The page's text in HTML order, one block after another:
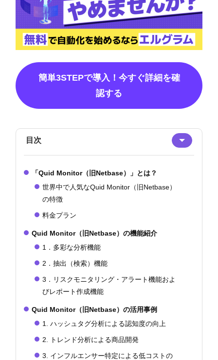
簡単3STEPで導入！今すぐ詳細を確
認する
目次
「Quid Monitor（旧Netbase）」とは？
世界中で人気なQuid Monitor（旧Netbase）
の特徴
料金プラン
Quid Monitor（旧Netbase）の機能紹介
1．多彩な分析機能
2．抽出（検索）機能
3．リスクモニタリング・アラート機能およ
びレポート作成機能
Quid Monitor（旧Netbase）の活用事例
1. ハッシュタグ分析による認知度の向上
2. トレンド分析による商品開発
3. インフルエンサー特定による低コストの